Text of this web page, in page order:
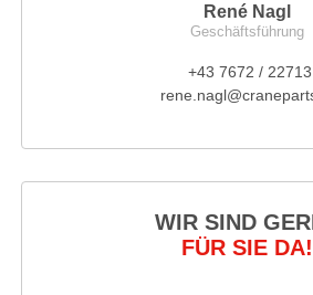
René Nagl
Geschäftsführung
+43 7672 / 22713
WIR SIND
FÜR SIE DA!